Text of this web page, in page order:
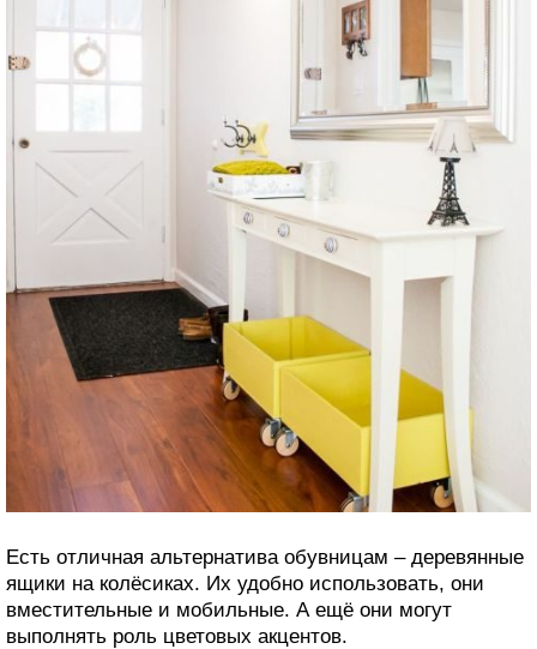
Есть отличная альтернатива обувницам – деревянные
ящики на колёсиках. Их удобно использовать, они
вместительные и мобильные. А ещё они могут
выполнять роль цветовых акцентов.